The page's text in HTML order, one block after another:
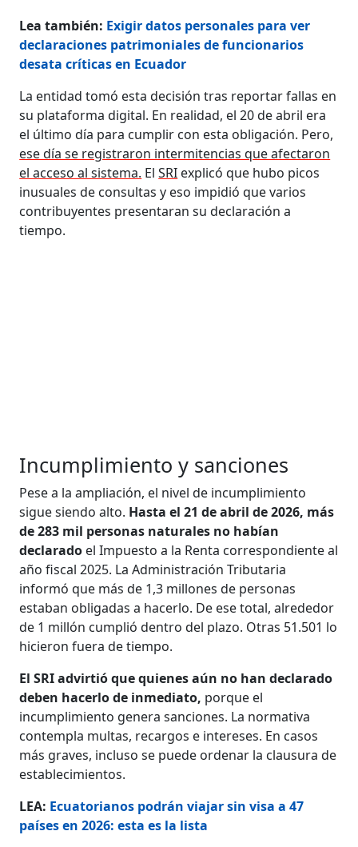
Lea también: Exigir datos personales para ver
declaraciones patrimoniales de funcionarios
desata críticas en Ecuador
La entidad tomó esta decisión tras reportar fallas en
su plataforma digital. En realidad, el 20 de abril era
el último día para cumplir con esta obligación. Pero,
ese día se registraron intermitencias que afectaron
el acceso al sistema. ElSRI explicó que hubo picos
inusuales de consultas y eso impidió que varios
contribuyentes presentaran su declaración a
tiempo.
Incumplimiento y sanciones
Pese a la ampliación, el nivel de incumplimiento
sigue siendo alto. Hasta el 21 de abril de 2026, más
de 283 mil personas naturales no habían
declarado el Impuesto a la Renta correspondiente al
año fiscal 2025. La Administración Tributaria
informó que más de 1,3 millones de personas
estaban obligadas a hacerlo. De ese total, alrededor
de 1 millón cumplió dentro del plazo. Otras 51.501 lo
hicieron fuera de tiempo.
El SRI advirtió que quienes aún no han declarado
deben hacerlo de inmediato, porque el
incumplimiento genera sanciones. La normativa
contempla multas, recargos e intereses. En casos
más graves, incluso se puede ordenar la clausura de
establecimientos.
LEA: Ecuatorianos podrán viajar sin visa a 47
países en 2026: esta es la lista